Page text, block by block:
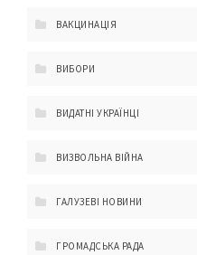
ВАКЦИНАЦІЯ
ВИБОРИ
ВИДАТНІ УКРАЇНЦІ
ВИЗВОЛЬНА ВІЙНА
ГАЛУЗЕВІ НОВИНИ
ГРОМАДСЬКА РАДА